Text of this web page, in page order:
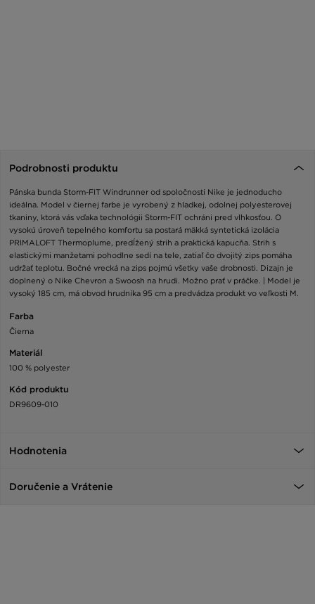
Podrobnosti produktu
Pánska bunda Storm-FIT Windrunner od spoločnosti Nike je jednoducho
ideálna. Model v čiernej farbe je vyrobený z hladkej, odolnej polyesterovej
tkaniny, ktorá vás vďaka technológii Storm-FIT ochráni pred vlhkosťou. O
vysokú úroveň tepelného komfortu sa postará mäkká syntetická izolácia
PRIMALOFT Thermoplume, predĺžený strih a praktická kapucňa. Strih s
elastickými manžetami pohodlne sedí na tele, zatiaľ čo dvojitý zips pomáha
udržať teplotu. Bočné vrecká na zips pojmú všetky vaše drobnosti. Dizajn je
doplnený o Nike Chevron a Swoosh na hrudi. Možno prať v práčke. | Model je
vysoký 185 cm, má obvod hrudníka 95 cm a predvádza produkt vo veľkosti M.
Farba
Čierna
Materiál
100 % polyester
Kód produktu
DR9609-010
Hodnotenia
Doručenie a Vrátenie